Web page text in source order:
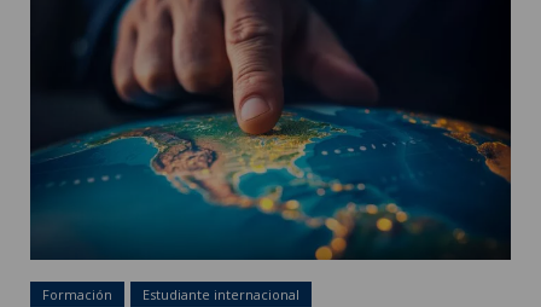
Formación Estudiante internacional